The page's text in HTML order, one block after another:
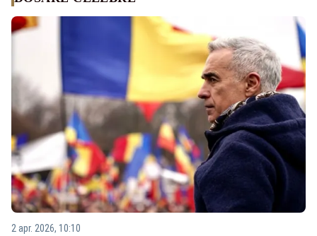
2 apr. 2026, 10:10